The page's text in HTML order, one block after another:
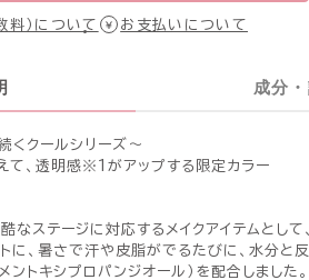
料）について お支払いについて
成分
くクールシリーズ〜
て、透明感※1がアップする限定カラー
酷なステージに対応するメイクアイテムとし
に、暑さで汗や皮脂がでるたびに、水分と
トキシプロパンジオール）を配合しました。